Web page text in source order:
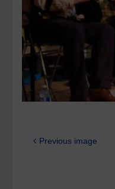
Previous image